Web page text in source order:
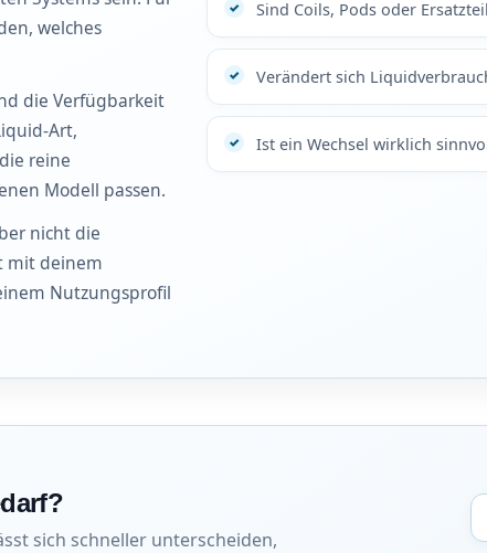
welches
die Verfügbarkeit
Art,
reine
Modell passen.
nicht die
mit deinem
Nutzungsprofil
Sind Coils, Pods oder
Verändert sich
Ist ein Wechsel wirklich
sich schneller unterscheiden,